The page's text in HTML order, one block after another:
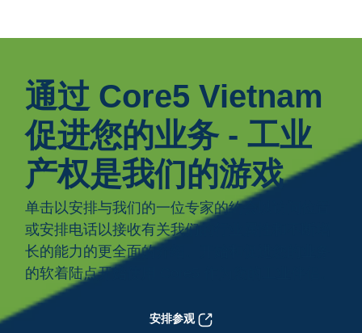
通过 Core5 Vietnam
促进您的业务 - 工业
产权是我们的游戏
单击以安排与我们的一位专家的约会以访问位置
或安排电话以接收有关我们的行业属性和不断增
长的能力的更全面的介绍。开始和促进您的业务
的软着陆点开始使用 Core5 作为您的工业伴侣。
安排参观